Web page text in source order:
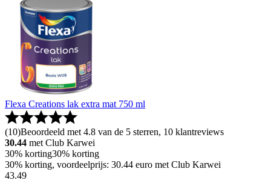
Flexa Creations lak extra mat 750 ml
(10)Beoordeeld met 4.8 van de 5 sterren, 10 klantreviews
30.44 met Club Karwei
30% korting30% korting
30% korting, voordeelprijs: 30.44 euro met Club Karwei
43.49